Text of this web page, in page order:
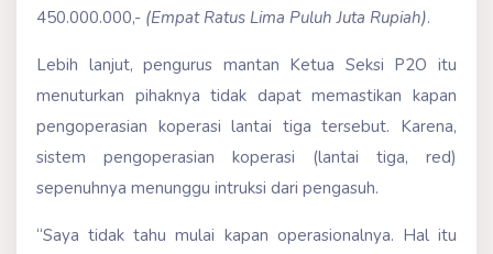
450.000.000,- (Empat Ratus Lima Puluh Juta Rupiah).
Lebih lanjut, pengurus mantan Ketua Seksi P2O itu
menuturkan pihaknya tidak dapat memastikan kapan
pengoperasian koperasi lantai tiga tersebut. Karena,
sistem pengoperasian koperasi (lantai tiga, red)
sepenuhnya menunggu intruksi dari pengasuh.
“Saya tidak tahu mulai kapan operasionalnya. Hal itu